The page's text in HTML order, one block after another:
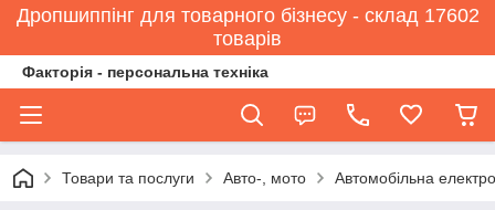
Дропшиппінг для товарного бізнесу - склад 17602
товарів
Факторія - персональна техніка
Товари та послуги Авто-, мото Автомобільна